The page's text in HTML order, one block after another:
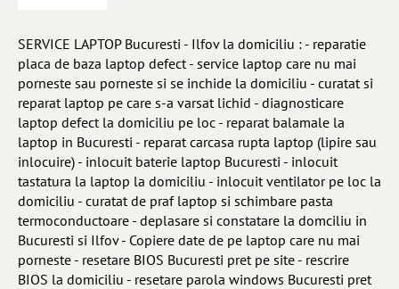
SERVICE LAPTOP Bucuresti - Ilfov la domiciliu : - reparatie
placa de baza laptop defect - service laptop care nu mai
porneste sau porneste si se inchide la domiciliu - curatat si
reparat laptop pe care s-a varsat lichid - diagnosticare
laptop defect la domiciliu pe loc - reparat balamale la
laptop in Bucuresti - reparat carcasa rupta laptop (lipire sau
inlocuire) - inlocuit baterie laptop Bucuresti - inlocuit
tastatura la laptop la domiciliu - inlocuit ventilator pe loc la
domiciliu - curatat de praf laptop si schimbare pasta
termoconductoare - deplasare si constatare la domciliu in
Bucuresti si Ilfov - Copiere date de pe laptop care nu mai
porneste - resetare BIOS Bucuresti pret pe site - rescrire
BIOS la domiciliu - resetare parola windows Bucuresti pret